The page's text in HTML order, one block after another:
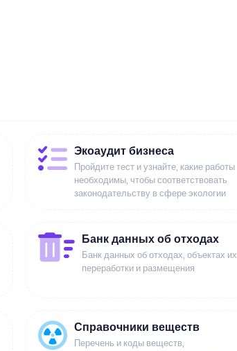
Экоаудит бизнеса
Пройдите тест и узнайте, какие работы
необходимы, чтобы соответствовать
законодательству в сфере экологии
Банк данных об отходах
Банк данных об отходах, объектах их
переработки и размещения
Справочники веществ
Перечень и коды веществ,